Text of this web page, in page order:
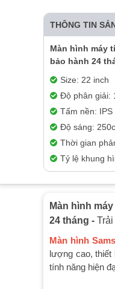
THÔNG TIN
Màn hình máy
bảo hành 24
Size: 22 inch
Độ phân giải:
Tấm nền: IPS
Độ sáng:
Thời gian
Tỷ lệ khung
Màn hình
24 tháng -
Màn hình
lượng cao,
tính năng hiện